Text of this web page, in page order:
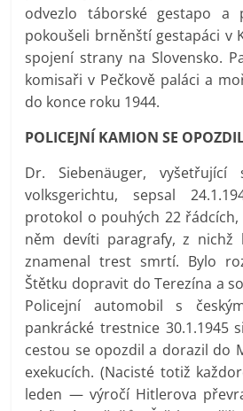
odvezlo táborské gestapo
pokoušeli brněnští gestapáci v
spojení strany na Slovensko.
komisaři v Pečkově paláci a
do konce roku 1944.
POLICEJNÍ KAMION SE
Dr. Siebenäuger, vyšetřující
volksgerichtu, sepsal
protokol o pouhých 22
něm devíti paragrafy, z nichž
znamenal trest smrtí. Bylo
Štětku dopravit do Terezína a
Policejní automobil s
pankrácké trestnice 30.1.1945
cestou se opozdil a dorazil do
exekucích. (Nacisté totiž
leden — výročí Hitlerova